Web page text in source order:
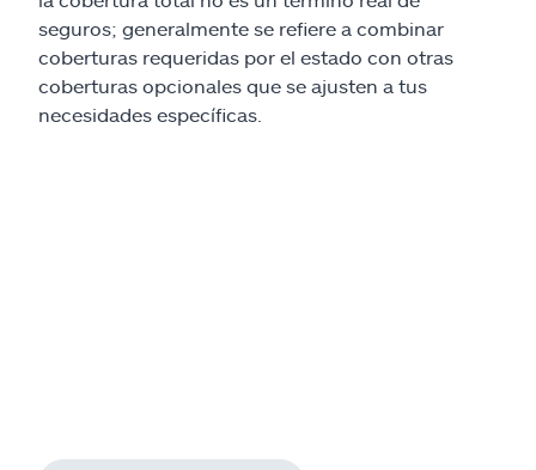
seguros; generalmente se refiere a combinar
coberturas requeridas por el estado con otras
coberturas opcionales que se ajusten a tus
necesidades específicas.